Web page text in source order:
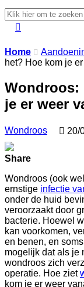

Home 
het? Hoe kom je
Wondroos:
je er weer
Wondroos  20/
Share
Wondroos (ook
ernstige infectie
onder de huid
veroorzaakt door
bacterie. Hoewel
kan voorkomen,
en benen, en
mogelijk dat als je
wondroos zich
operatie. Hoe ziet
kom je er weer